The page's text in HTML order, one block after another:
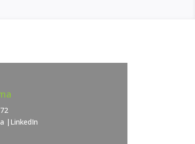
| LinkedIn